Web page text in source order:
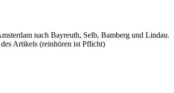
nach Bayreuth, Selb, Bamberg und Lindau.
Artikels (reinhören ist Pflicht)